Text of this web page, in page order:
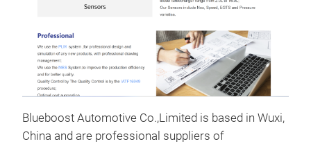
Blueboost Automotive Co.,Limited is based in Wuxi,
China and are professional suppliers of